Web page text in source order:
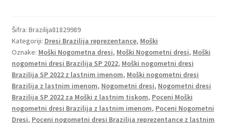
Gostujoči
SP
2022
Kratek
Rokav
+
Kratke
hlače
Šifra: Brazilija81829989
Kategoriji: Dresi Brazilija reprezentance, Moški
Oznake: Moški Nogometna dresi, Moški Nogometni dresi, Moški
nogometni dresi Brazilija SP 2022, Moški nogometni dresi
Brazilija SP 2022 z lastnim imenom, Moški nogometni dresi
Brazilija z lastnim imenom, Nogometni dresi, Nogometni dresi
Brazilija SP 2022 za Moški z lastnim tiskom, Poceni Moški
nogometni dresi Brazilija z lastnim imenom, Poceni Nogometni
Dresi, Poceni nogometni dresi Brazilija reprezentance z lastnim